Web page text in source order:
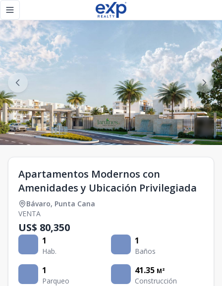
Toggle navigation menu
Apartamentos Modernos con
Amenidades y Ubicación Privilegiada
Bávaro, Punta Cana
VENTA
US$ 80,350
1
Hab.
1
Baños
1
Parqueo
41.35 M²
Construcción
Apartamentos Modernos con Amenidades y Ubicación